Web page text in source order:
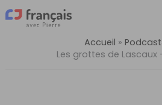
Aller
au
Accueil
Les grottes de